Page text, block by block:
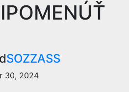
SOZZASS
30, 2024